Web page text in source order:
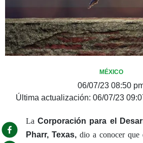
MÉXICO
06/07/23 08:50
Última actualización: 06/07/23
LaCorporación para el
Pharr, Texas,dio a conocer que